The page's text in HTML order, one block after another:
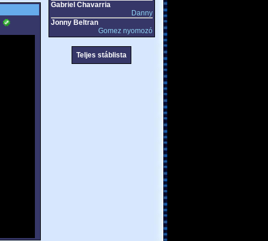
Gabriel Chavarria
Danny
Jonny Beltran
Gomez nyomozó
Teljes stáblista